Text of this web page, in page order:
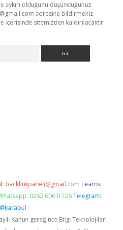
aykırı olduğunu düşündüğünüz
adresine bildirmeniz
içerisinde sitemizden kaldırılacaktır.
backlinkpaneli@gmail.com Teams:
0262 606 0 726 Telegram:
@karabul
Kanun gereğince Bilgi Teknolojileri